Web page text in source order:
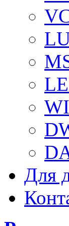
Для